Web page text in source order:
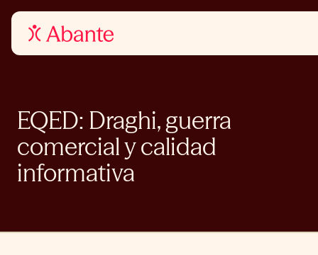
EQED: Draghi, guerra
comercial y calidad
informativa